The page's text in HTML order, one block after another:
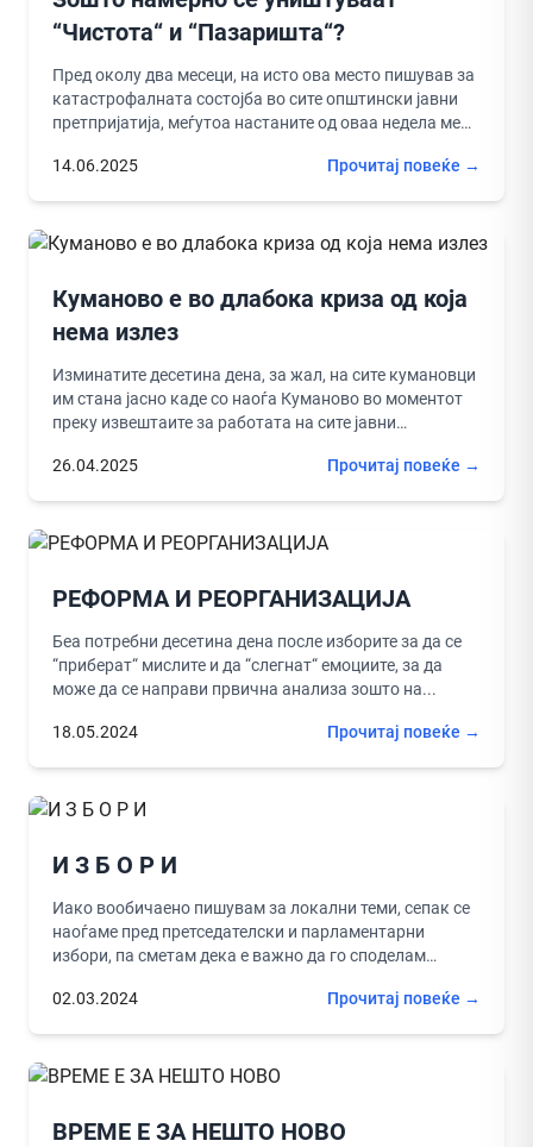
“Чистота“ и “Пазаришта“?
Пред околу два месеци, на исто ова место пишував за
катастрофалната состојба во сите општински јавни
претпријатија, меѓутоа настаните од оваа недела ме
14.06.2025
Прочитај повеќе →
Куманово е во длабока криза од која
нема излез
Изминатите десетина дена, за жал, на сите кумановци
им стана јасно каде со наоѓа Куманово во моментот
преку извештаите за работата на сите јавни
26.04.2025
Прочитај повеќе →
РЕФОРМА И РЕОРГАНИЗАЦИЈА
Беа потребни десетина дена после изборите за да се
“приберат“ мислите и да “слегнат“ емоциите, за да
може да се направи првична анализа зошто на...
18.05.2024 Прочитај повеќе →
И З Б О Р И
Иако вообичаено пишувам за локални теми, сепак се
наоѓаме пред претседателски и парламентарни
избори, па сметам дека е важно да го споделам
02.03.2024
Прочитај повеќе →
ВРЕМЕ Е ЗА НЕШТО НОВО